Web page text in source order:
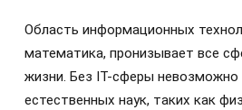
Область информационных
математика, пронизывает все
жизни. Без IT-сферы невозможно
естественных наук, таких как